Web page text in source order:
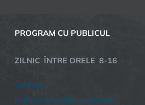
PROGRAM CU PUBLICUL
ZILNIC ÎNTRE ORELE 8-16
Cookies
Politica de confidentialitate